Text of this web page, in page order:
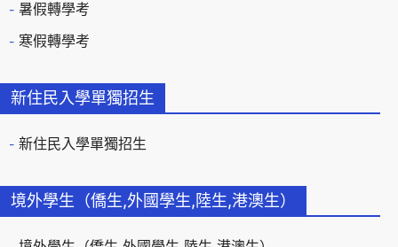
暑假轉學考
寒假轉學考
新住民入學單獨招生
新住民入學單獨招生
境外學生（僑生,外國學生,陸生,港澳生）